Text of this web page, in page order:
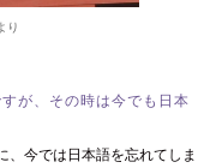
り
が、その時は今でも日本
、今では日本語を忘れてしま